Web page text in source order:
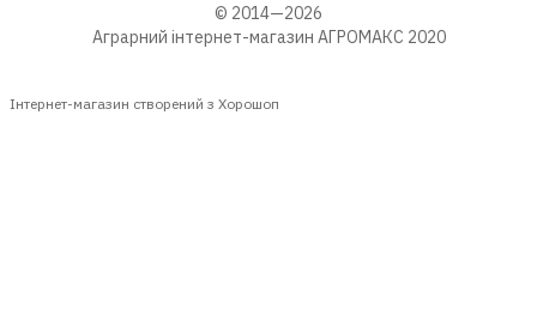
© 2014—2026
Аграрний інтернет-магазин АГРОМАКС 2020
Інтернет-магазин створений з Хорошоп